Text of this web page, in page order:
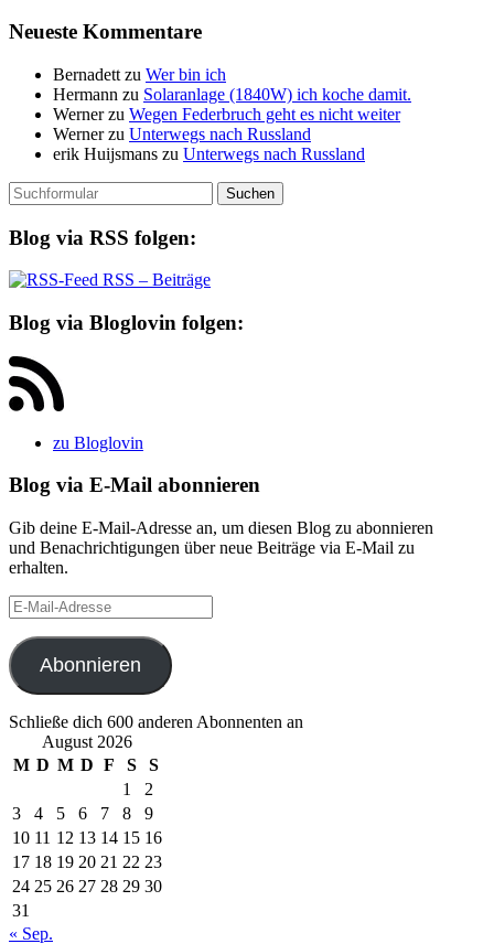
Neueste Kommentare
Bernadett zu Wer bin ich
Hermann zu Solaranlage (1840W) ich koche damit.
Wernerzu Wegen Federbruch geht es nicht weiter
Wernerzu Unterwegs nach Russland
erik Huijsmans zu Unterwegs nach Russland
Suchen
nach:
Blog via RSS folgen:
RSS – Beiträge
Blog via Bloglovin folgen:
zu Bloglovin
Blog via E-Mail abonnieren
Gib deine E-Mail-Adresse an, um diesen Blog zu abonnieren
und Benachrichtigungen über neue Beiträge via E-Mail zu
erhalten.
E-
Mail-
Adresse
Abonnieren
Schließe dich 600 anderen Abonnenten an
August 2026
M D M D F S
S
1
2
3
4 5 6 7 8
9
10 11 12 13 14 15 16
17 18 19 20 21 22 23
24 25 26 27 28 29 30
31
« Sep.